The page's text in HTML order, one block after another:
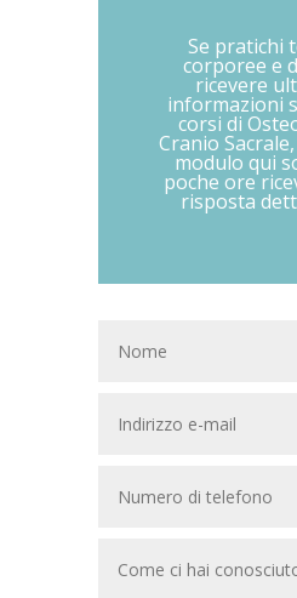
Se pratichi
corporee e
ricevere
informazioni
corsi di
Cranio
modulo qui
poche ore
risposta